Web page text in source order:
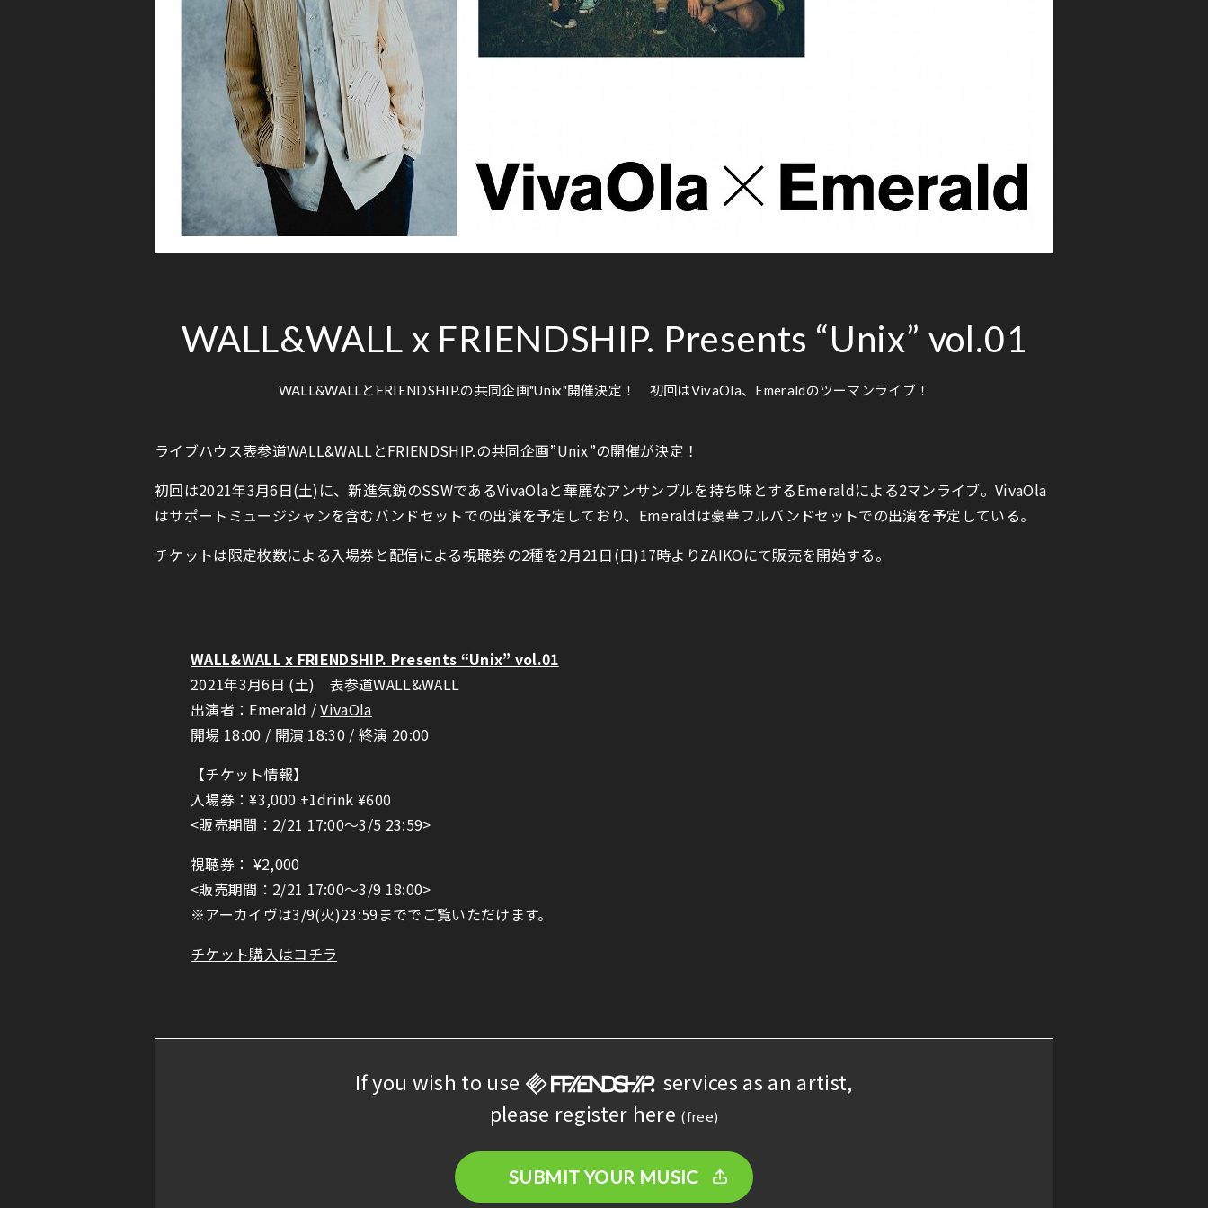
WALL&WALL x FRIENDSHIP. Presents “Unix” vol.01
WALL&WALLとFRIENDSHIP.の共同企画"Unix"開催決定！ 初回はVivaOla、Emeraldのツーマンライブ！
ライブハウス表参道WALL&WALLとFRIENDSHIP.の共同企画”Unix”の開催が決定！
初回は2021年3月6日(土)に、新進気鋭のSSWであるVivaOlaと華麗なアンサンブルを持ち味とするEmeraldによる2マンライブ。VivaOla
はサポートミュージシャンを含むバンドセットでの出演を予定しており、Emeraldは豪華フルバンドセットでの出演を予定している。
チケットは限定枚数による入場券と配信による視聴券の2種を2月21日(日)17時よりZAIKOにて販売を開始する。
WALL&WALL x FRIENDSHIP. Presents “Unix” vol.01
2021年3月6日 (土) 表参道WALL&WALL
出演者：Emerald /VivaOla
開場 18:00 / 開演 18:30 / 終演 20:00
【チケット情報】
入場券：¥3,000 +1drink ¥600
<販売期間：2/21 17:00〜3/5 23:59>
視聴券： ¥2,000
<販売期間：2/21 17:00〜3/9 18:00>
※アーカイヴは3/9(火)23:59まででご覧いただけます。
チケット購入はコチラ
If you wish to use
services as an artist,
please register here (free)
SUBMIT YOUR MUSIC